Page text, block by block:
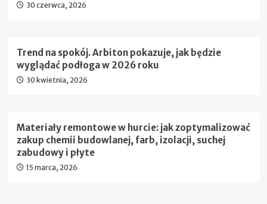
30 czerwca, 2026
Trend na spokój. Arbiton pokazuje, jak będzie
wyglądać podłoga w 2026 roku
30 kwietnia, 2026
Materiały remontowe w hurcie: jak zoptymalizować
zakup chemii budowlanej, farb, izolacji, suchej
zabudowy i płyte
15 marca, 2026